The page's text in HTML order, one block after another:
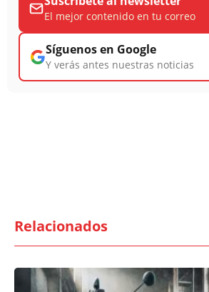
El mejor contenido en tu correo
Síguenos en Google
Y verás antes nuestras noticias
Relacionados